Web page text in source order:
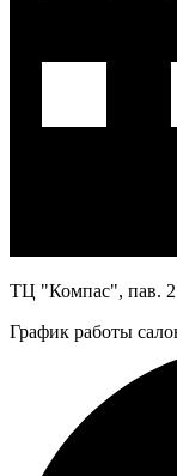
ТЦ "Компас", пав.
График работы